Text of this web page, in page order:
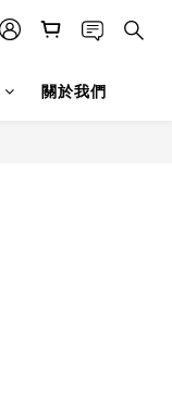
關於我們